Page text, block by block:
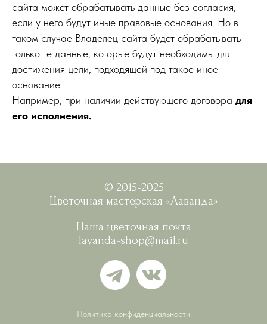
сайта может обрабатывать данные без согласия,
если у него будут иные правовые основания. Но в
таком случае Владелец сайта будет обрабатывать
только те данные, которые будут необходимы для
достижения цели, подходящей под такое иное
основание.
Например, при наличии действующего договора для
его исполнения.
Наша цветочная почта
lavanda-shop@mail.ru
© 2015-2025
Цветочная мастерская «Лаванда»
Политика конфиденциальности